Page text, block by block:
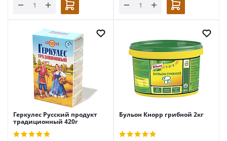
Геркулес Русский продукт
традиционный 420г
Бульон Кнорр грибной 2кг